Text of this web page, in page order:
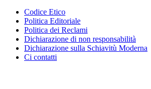
Codice Etico
Politica Editoriale
Politica dei Reclami
Dichiarazione di non responsabilità
Dichiarazione sulla Schiavitù Moderna
Ci contatti